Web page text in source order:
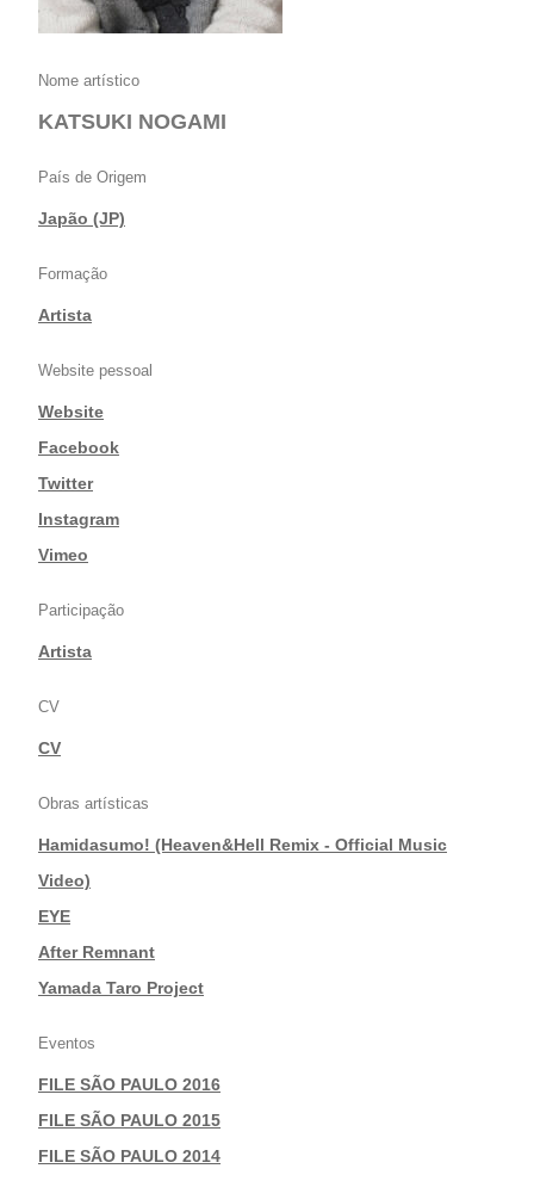
Nome artístico
KATSUKI NOGAMI
País de Origem
Japão (JP)
Formação
Artista
Website pessoal
Website
|Facebook
|Twitter
|Instagram
|Vimeo
Participação
Artista
CV
CV
Obras artísticas
Hamidasumo! (Heaven&Hell Remix - Official Music
Video)
|EYE
|After Remnant
|Yamada Taro Project
Eventos
FILE SÃO PAULO 2016
|FILE SÃO PAULO 2015
|FILE SÃO PAULO 2014